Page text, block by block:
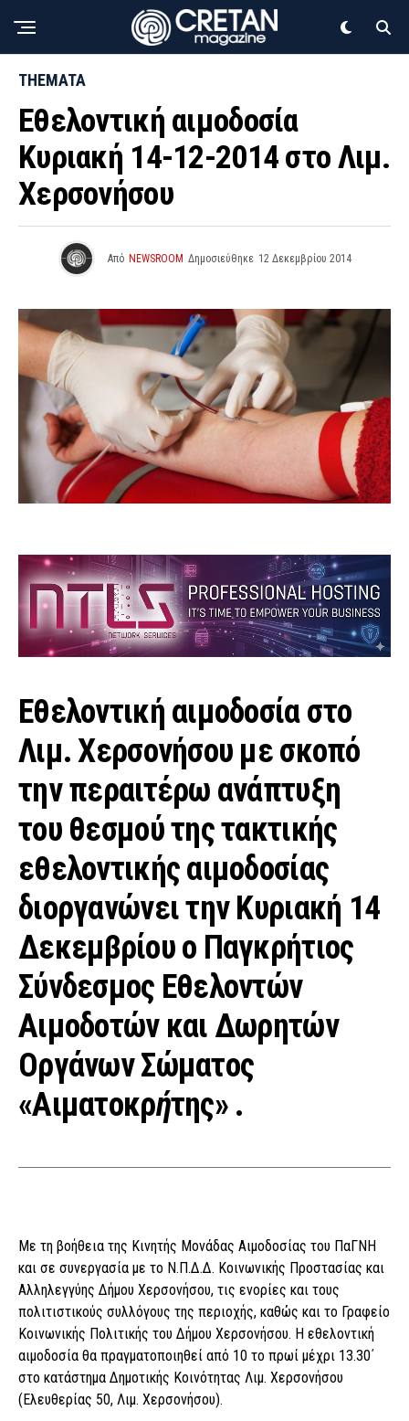
THEMATA
Εθελοντική αιμοδοσία
Κυριακή 14-12-2014 στο Λιμ.
Χερσονήσου
Από NEWSROOM Δημοσιεύθηκε 12 Δεκεμβρίου 2014
Εθελοντική αιμοδοσία στο
Λιμ. Χερσονήσου με σκοπό
την περαιτέρω ανάπτυξη
του θεσμού της τακτικής
εθελοντικής αιμοδοσίας
διοργανώνει την Κυριακή 14
Δεκεμβρίου ο Παγκρήτιος
Σύνδεσμος Εθελοντών
Αιμοδοτών και Δωρητών
Οργάνων Σώματος
«Αιματοκρήτης» .
Με τη βοήθεια της Κινητής Μονάδας Αιμοδοσίας του ΠαΓΝΗ
και σε συνεργασία με το Ν.Π.Δ.Δ. Κοινωνικής Προστασίας και
Αλληλεγγύης Δήμου Χερσονήσου, τις ενορίες και τους
πολιτιστικούς συλλόγους της περιοχής, καθώς και το Γραφείο
Κοινωνικής Πολιτικής του Δήμου Χερσονήσου. Η εθελοντική
αιμοδοσία θα πραγματοποιηθεί από 10 το πρωί μέχρι 13.30΄
στο κατάστημα Δημοτικής Κοινότητας Λιμ. Χερσονήσου
(Ελευθερίας 50, Λιμ. Χερσονήσου).